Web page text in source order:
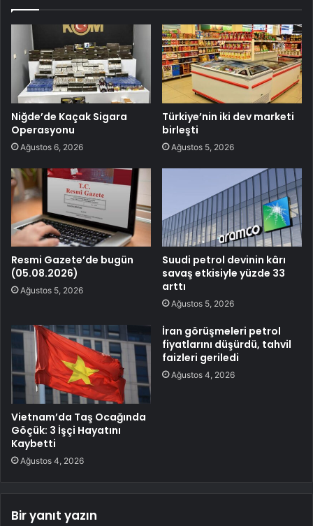
Niğde’de Kaçak Sigara
Operasyonu
Ağustos 6, 2026
Türkiye’nin iki dev marketi
birleşti
Ağustos 5, 2026
Resmi Gazete’de bugün
(05.08.2026)
Ağustos 5, 2026
Suudi petrol devinin kârı
savaş etkisiyle yüzde 33
arttı
Ağustos 5, 2026
Vietnam’da Taş Ocağında
Göçük: 3 İşçi Hayatını
Kaybetti
Ağustos 4, 2026
İran görüşmeleri petrol
fiyatlarını düşürdü, tahvil
faizleri geriledi
Ağustos 4, 2026
Bir yanıt yazın